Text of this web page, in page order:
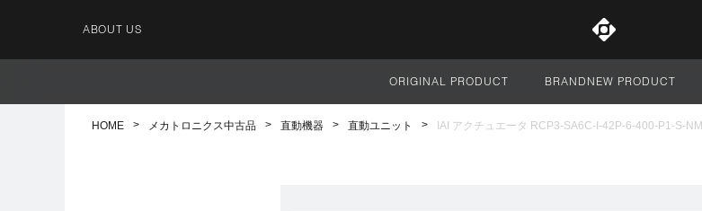
ABOUT US
サイト全体
ORIGINAL PRODUCT BRANDNEW PRODUCT
HOME メカトロニクス中古品 直動機器 直動ユニット IAI アクチュエータ RCP3-SA6C-I-42P-6-400-P1-S-NM